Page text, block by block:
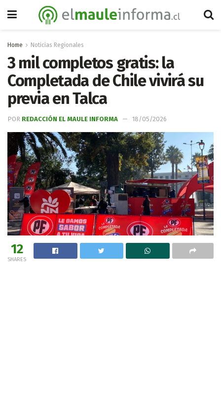
Home Noticias Regionales
3 mil completos gratis: la
Completada de Chile vivirá su
previa en Talca
POR REDACCIÓN EL MAULE INFORMA 18/05/2026
12
SHARES